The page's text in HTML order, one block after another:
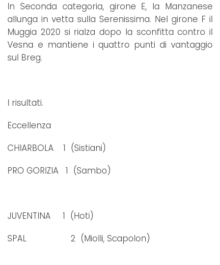
In Seconda categoria, girone E, la Manzanese
allunga in vetta sulla Serenissima. Nel girone F il
Muggia 2020 si rialza dopo la sconfitta contro il
Vesna e mantiene i quattro punti di vantaggio
sul Breg.
I risultati.
Eccellenza
CHIARBOLA 1 (Sistiani)
PRO GORIZIA 1 (Sambo)
JUVENTINA 1 (Hoti)
SPAL 2 (Miolli, Scapolon)